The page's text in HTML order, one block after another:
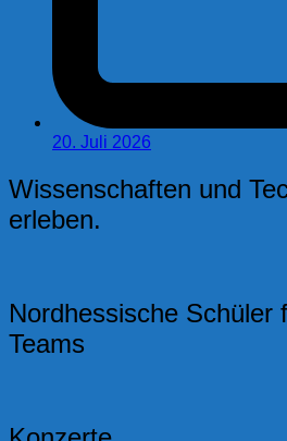
20. Juli 2026
Wissenschaften und
erleben.
Nordhessische Schüler
Teams